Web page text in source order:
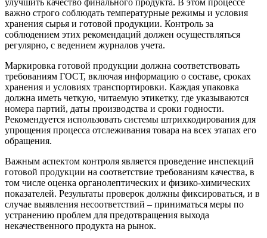
важно строго соблюдать температурные режимы и условия
хранения сырья и готовой продукции. Контроль за
соблюдением этих рекомендаций должен осуществляться
регулярно, с ведением журналов учета.
Маркировка готовой продукции должна соответствовать
требованиям ГОСТ, включая информацию о составе, сроках
хранения и условиях транспортировки. Каждая упаковка
должна иметь четкую, читаемую этикетку, где указываются
номера партий, даты производства и сроки годности.
Рекомендуется использовать системы штрихкодирования для
упрощения процесса отслеживания товара на всех этапах его
обращения.
Важным аспектом контроля является проведение инспекций
готовой продукции на соответствие требованиям качества, в
том числе оценка органолептических и физико-химических
показателей. Результаты проверок должны фиксироваться, и в
случае выявления несоответствий – приниматься меры по
устранению проблем для предотвращения выхода
некачественного продукта на рынок.